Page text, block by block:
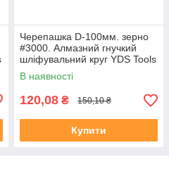
Черепашка D-100мм. зерно
#3000. Алмазний гнучкий
шліфувальний круг YDS Tools
В наявності
120,08 ₴ 150,10 ₴
Купити